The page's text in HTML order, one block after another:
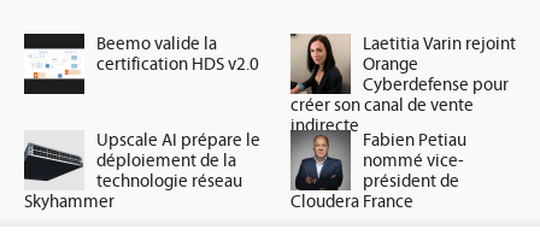
Beemo valide la
certification HDS v2.0
Laetitia Varin rejoint
Orange
Cyberdefense pour
créer son canal de vente
indirecte
Upscale AI prépare le
déploiement de la
technologie réseau
Skyhammer
Fabien Petiau
nommé vice-
président de
Cloudera France